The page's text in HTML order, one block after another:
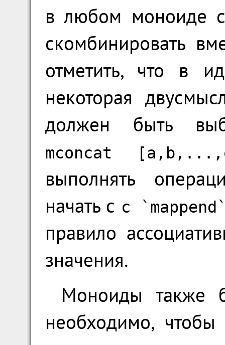
в любом моноиде
скомбинировать
отметить, что в
некоторая
должен быть
mconcat [a , b ,...,
выполнять
начать с c ` mappend
правило
значения.
Моноиды также
необходимо,